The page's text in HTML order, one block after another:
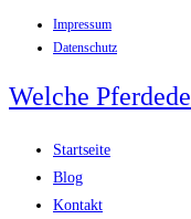
Inhalt
Impressum
Datenschutz
Welche
Startseite
Blog
Kontakt